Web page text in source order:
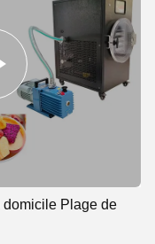
domicile Plage de